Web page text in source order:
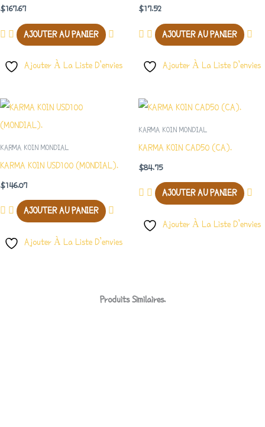
$167.67
AJOUTER AU PANIER
Ajouter À La Liste D’envies
$17.52
AJOUTER AU PANIER
Ajouter À La Liste D’envies
KARMA KOIN MONDIAL
KARMA KOIN USD100 (MONDIAL).
$146.07
AJOUTER AU PANIER
Ajouter À La Liste D’envies
KARMA KOIN MONDIAL
KARMA KOIN CAD50 (CA).
$84.75
AJOUTER AU PANIER
Ajouter À La Liste D’envies
Produits Similaires.